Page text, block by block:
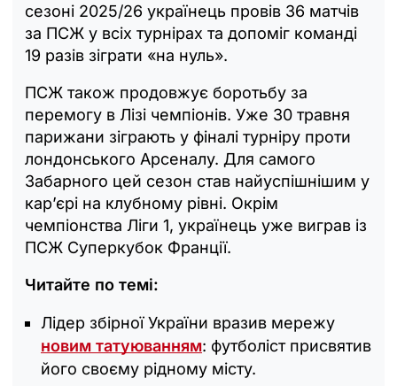
сезоні 2025/26 українець провів 36 матчів
за ПСЖ у всіх турнірах та допоміг команді
19 разів зіграти «на нуль».
ПСЖ також продовжує боротьбу за
перемогу в Лізі чемпіонів. Уже 30 травня
парижани зіграють у фіналі турніру проти
лондонського Арсеналу. Для самого
Забарного цей сезон став найуспішнішим у
кар’єрі на клубному рівні. Окрім
чемпіонства Ліги 1, українець уже виграв із
ПСЖ Суперкубок Франції.
Читайте по темі:
Лідер збірної України вразив мережу
новим татуюванням: футболіст присвятив
його своєму рідному місту.